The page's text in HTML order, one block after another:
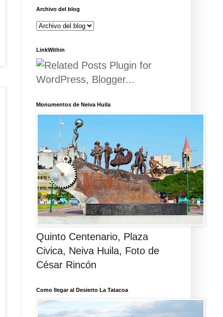
Archivo del blog
LinkWithin
Monumentos de Neiva Huila
Quinto Centenario, Plaza
Civica, Neiva Huila, Foto de
César Rincón
Como llegar al Desierto La Tatacoa